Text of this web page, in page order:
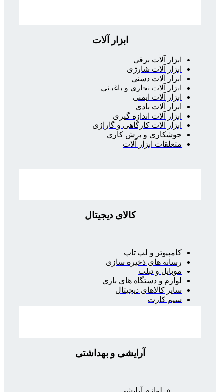
ابزار آلات
ابزار آلات برقی
ابزار آلات شارژی
ابزار آلات دستی
ابزار آلات نجاری و باغبانی
ابزار آلات ایمنی
ابزار آلات بادی
ابزار آلات اندازه گیری
ابزار آلات کارگاهی و گاراژی
جوشکاری و برش کاری
متعلقات ابزار آلات
کالای دیجیتال
کامپیوتر و لپ تاپ
رسانه های ذخیره سازی
موبایل و تبلت
لوازم و دستگاه های بازی
سایر کالاهای دیجیتال
سیم کارت
آرایشی و بهداشتی
لوازم آرایشی